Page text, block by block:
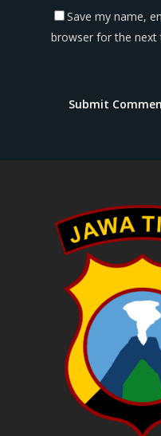
Save my name,
browser for the next